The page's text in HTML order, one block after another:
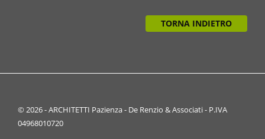
TORNA INDIETRO
© 2026 - ARCHITETTI Pazienza - De Renzio & Associati - P.IVA
04968010720